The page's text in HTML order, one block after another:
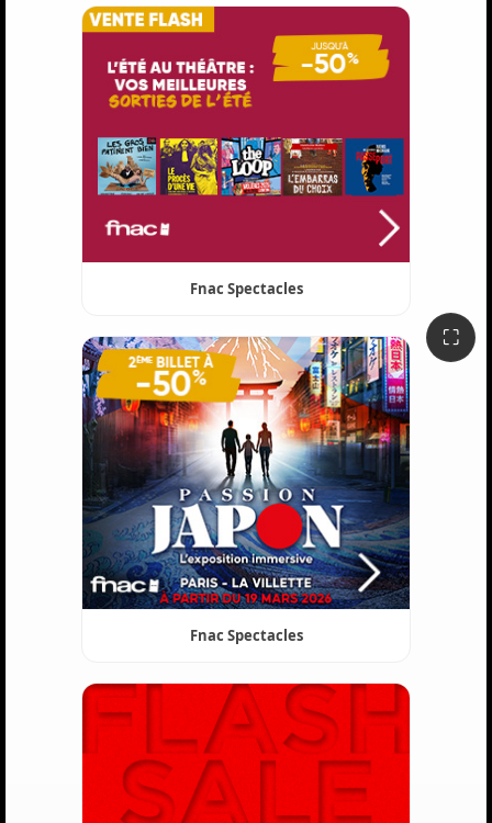
⛶
Fnac Spectacles
Fnac Spectacles